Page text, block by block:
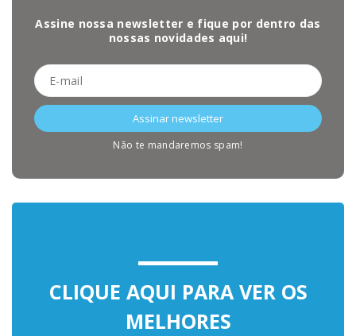
Assine nossa newsletter e fique por dentro das
nossas novidades aqui!
Não te mandaremos spam!
CLIQUE AQUI PARA VER OS
MELHORES